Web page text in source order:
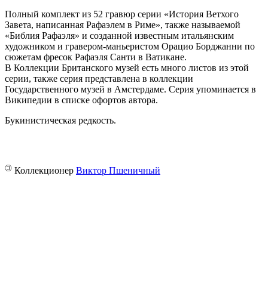
Полный комплект из 52 гравюр серии «История Ветхого
Завета, написанная Рафаэлем в Риме», также называемой
«Библия Рафаэля» и созданной известным итальянским
художником и гравером-маньеристом Орацио Борджанни по
сюжетам фресок Рафаэля Санти в Ватикане.
В Коллекции Британского музей есть много листов из этой
серии, также серия представлена в коллекции
Государственного музей в Амстердаме. Серия упоминается в
Википедии в списке офортов автора.
Букинистическая редкость.
© Коллекционер Виктор Пшеничный